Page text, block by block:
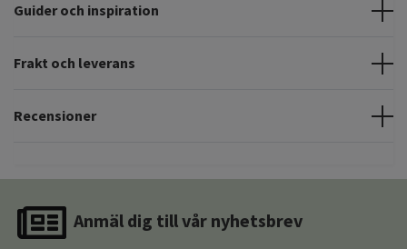
Guider och inspiration
Frakt och leverans
Recensioner
Anmäl dig till vår nyhetsbrev